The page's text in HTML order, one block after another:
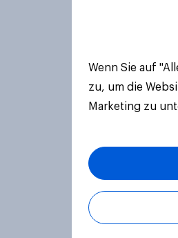
Wenn Sie auf
zu, um die
Marketing zu